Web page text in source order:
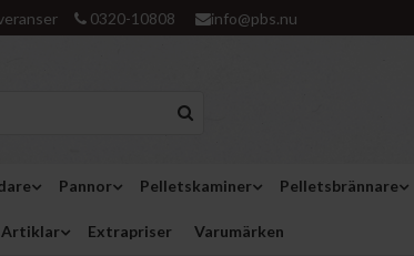
0320-10808 info@pbs.nu
Pannor Pelletskaminer Pelletsbrännare
Artiklar Extrapriser Varumärken